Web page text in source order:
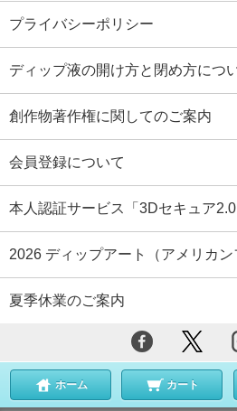
プライバシーポリシー
ディップ液の開け方と閉め方につ
創作物著作権に関してのご案内
会員登録について
本人認証サービス「3Dセキュア
2026 ディップアート（アメリカ
夏季休業のご案内
ホーム カート